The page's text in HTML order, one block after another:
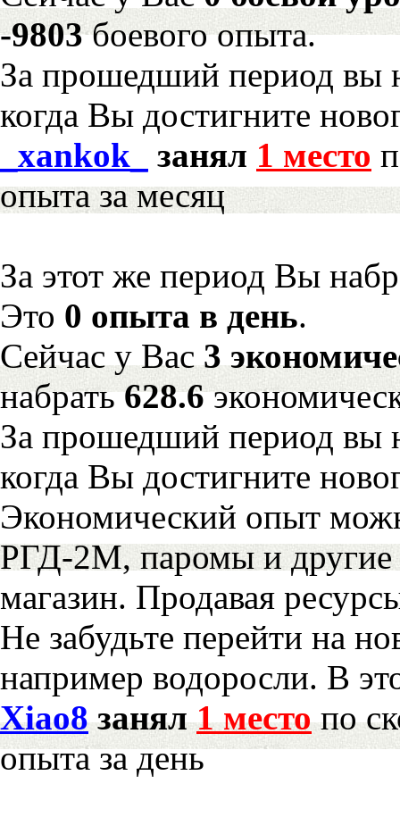
-9803боевого опыта.
За прошедший период вы
когда Вы достигните
_xankok_
занял 1 место
опыта за месяц
За этот же период Вы
Это 0 опыта в день.
Сейчас у Вас3
набрать628.6
За прошедший период вы
когда Вы достигните
Экономический опыт
РГД-2М, паромы и другие
магазин. Продавая
Не забудьте перейти на
например водоросли. В
Xiao8занял1 местопо
опыта за день